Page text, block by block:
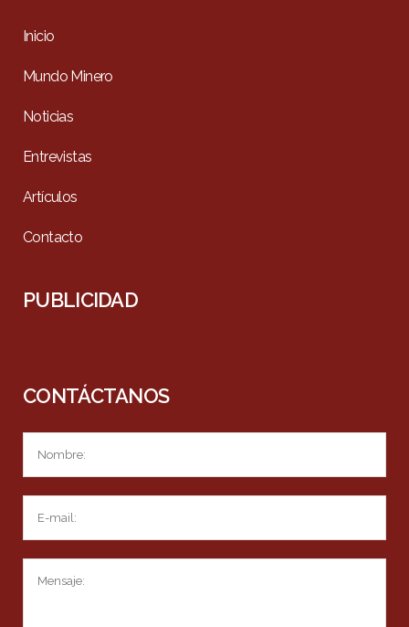
Inicio
Mundo Minero
Noticias
Entrevistas
Artículos
Contacto
PUBLICIDAD
CONTÁCTANOS